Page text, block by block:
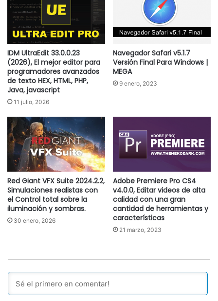
IDM UltraEdit 33.0.0.23
(2026), El mejor editor para
programadores avanzados
de texto HEX, HTML, PHP,
Java, javascript
11 julio, 2026
Navegador Safari v5.1.7
Versión Final Para Windows |
MEGA
9 enero, 2023
Red Giant VFX Suite 2024.2.2,
Simulaciones realistas con
el Control total sobre la
iluminación y sombras.
30 enero, 2026
Adobe Premiere Pro CS4
v4.0.0, Editar videos de alta
calidad con una gran
cantidad de herramientas y
características
21 marzo, 2023